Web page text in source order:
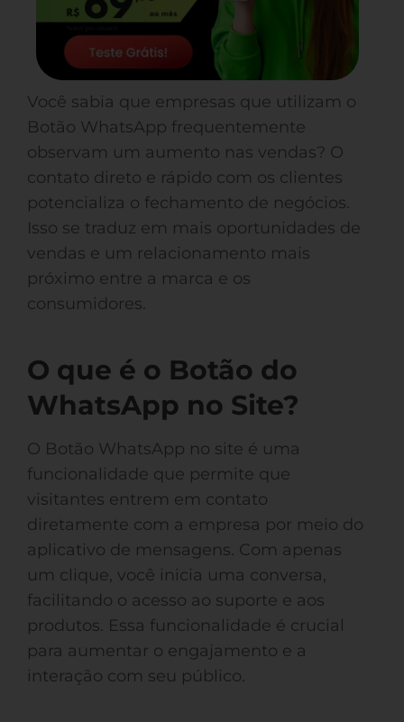
Você sabia que empresas que utilizam o
Botão WhatsApp frequentemente
observam um aumento nas vendas? O
contato direto e rápido com os clientes
potencializa o fechamento de negócios.
Isso se traduz em mais oportunidades de
vendas e um relacionamento mais
próximo entre a marca e os
consumidores.
O que é o Botão do
WhatsApp no Site?
O Botão WhatsApp no site é uma
funcionalidade que permite que
visitantes entrem em contato
diretamente com a empresa por meio do
aplicativo de mensagens. Com apenas
um clique, você inicia uma conversa,
facilitando o acesso ao suporte e aos
produtos. Essa funcionalidade é crucial
para aumentar o engajamento e a
interação com seu público.